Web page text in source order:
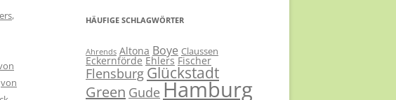
,
von
HÄUFIGE SCHLAGWÖRTER
Ahrends Altona Boye Claussen
Eckernförde Ehlers Fischer
Flensburg Glückstadt
Green Gude Hamburg